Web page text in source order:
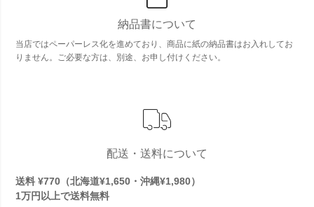
納品書について
当店ではペーパーレス化を進めており、商品に紙の納品書はお入れしてお
りません。ご必要な方は、別途、お申し付けください。
配送・送料について
送料 ¥770（北海道¥1,650・沖縄¥1,980）
1万円以上で送料無料